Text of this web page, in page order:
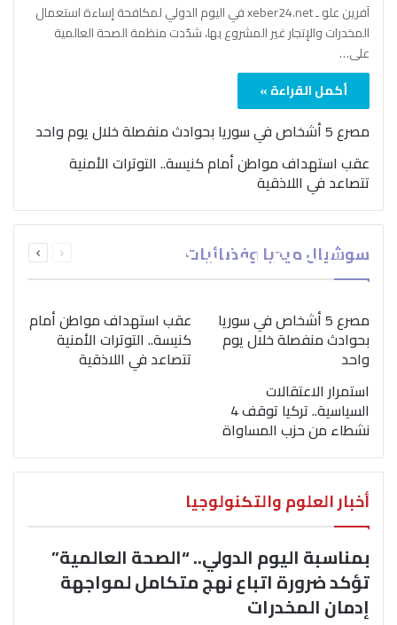
آفرين علو ـ xeber24.net في اليوم الدولي لمكافحة إساءة استعمال
المخدرات والإتجار غير المشروع بها، شدّدت منظمة الصحة العالمية
على…
أكمل القراءة »
مصرع 5 أشخاص في سوريا بحوادث منفصلة خلال يوم واحد
عقب استهداف مواطن أمام كنيسة.. التوترات الأمنية
تتصاعد في اللاذقية
سوشيال ميديا وفضائيات الصفحةالصفحة
بمناسبة اليوم الدولي..
“الصحة العالمية” تؤكد
ضرورة اتباع نهج متكامل
لمواجهة إدمان المخدرات
مصرع 5 أشخاص في سوريا
بحوادث منفصلة خلال يوم
واحد
عقب استهداف مواطن أمام
كنيسة.. التوترات الأمنية
تتصاعد في اللاذقية
استمرار الاعتقالات
السياسية.. تركيا توقف 4
نشطاء من حزب المساواة
أخبار العلوم والتكنولوجيا
بمناسبة اليوم الدولي.. “الصحة العالمية”
تؤكد ضرورة اتباع نهج متكامل لمواجهة
إدمان المخدرات